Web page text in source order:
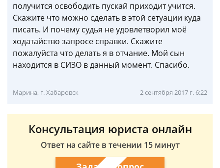
получится освободить пускай приходит учится.
Скажите что можно сделать в этой сетуации куда
писать. И почему судья не удовлетворил моё
ходатайство запросе справки. Скажите
пожалуйста что делать я в отчание. Мой сын
находится в СИЗО в данный момент. Спасибо.
Марина, г. Хабаровск 2 сентября 2017 г. 6:22
Консультация юриста онлайн
Ответ на сайте в течении 15 минут